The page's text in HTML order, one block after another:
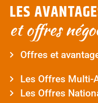
LES
et offres
Offres et
Les Offres Multi-
Les Offres